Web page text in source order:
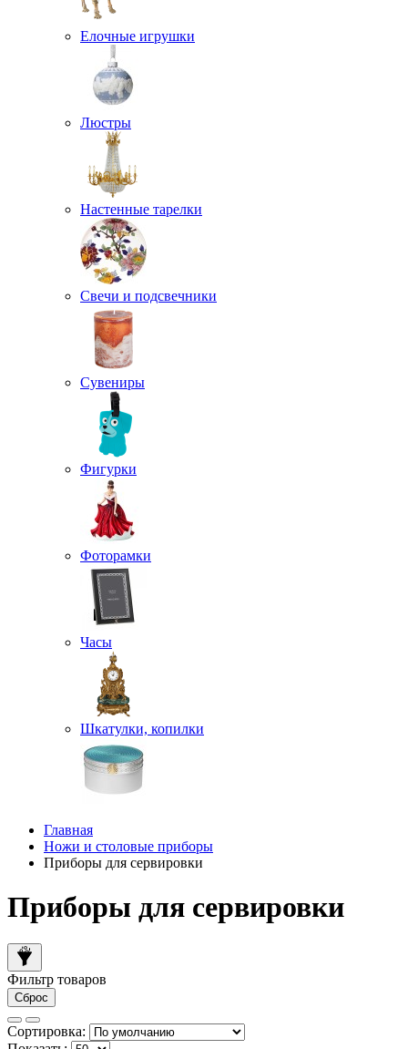
Елочные игрушки
Люстры
Настенные тарелки
Свечи и подсвечники
Сувениры
Фигурки
Фоторамки
Часы
Шкатулки, копилки
Главная
Ножи и столовые приборы
Приборы для сервировки
Приборы для сервировки
Фильтр товаров
Сброс
Сортировка: